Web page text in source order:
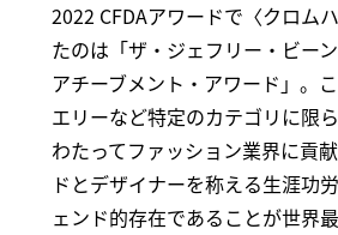
2022 CFDAアワードで〈クロム
たのは「ザ・ジェフリー・ビー
アチーブメント・アワード」。
エリーなど特定のカテゴリに限
わたってファッション業界に貢
ドとデザイナーを称える生涯功
ェンド的存在であることが世界